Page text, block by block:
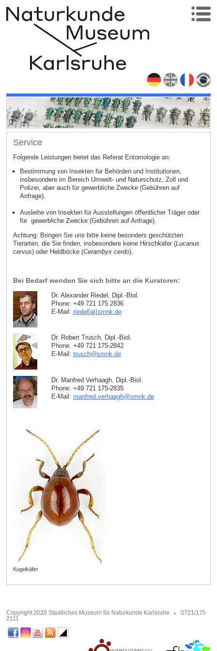
Service
Folgende Leistungen bietet das Referat Entomologie an:
Bestimmung von Insekten für Behörden und Institutionen,
insbesondere im Bereich Umwelt- und Naturschutz, Zoll und
Polizei, aber auch für gewerbliche Zwecke (Gebühren auf
Anfrage).
Ausleihe von Insekten für Ausstellungen öffentlicher Träger oder
für gewerbliche Zwecke (Gebühren auf Anfrage).
Achtung: Bringen Sie uns bitte keine besonders geschützten
Tierarten, die Sie finden, insbesondere keine Hirschkäfer (Lucanus
cervus) oder Heldböcke (Cerambyx cerdo).
Bei Bedarf wenden Sie sich bitte an die Kuratoren:
Dr. Alexander Riedel, Dipl.-Biol.
Phone: +49 721 175 2836
E-Mail: riedel[at]smnk de
Dr. Robert Trusch, Dipl.-Biol.
Phone: +49 721 175-2842
E-Mail: trusch@smnk.de
Dr. Manfred Verhaagh, Dipl.-Biol.
Phone: +49 721 175-2835
E-Mail: manfred.verhaagh@smnk.de
Kugelkäfer
Copyright 2020 Staatliches Museum für Naturkunde Karlsruhe
0721/175
2111